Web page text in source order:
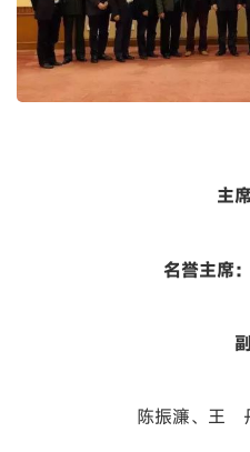
主席
名誉主席：
陈振濂、王